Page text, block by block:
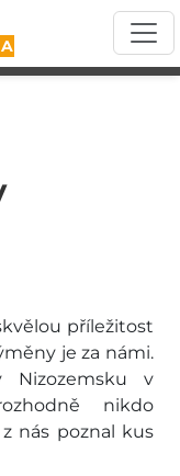
příležitost
je za námi.
v
nikdo
nás poznal kus